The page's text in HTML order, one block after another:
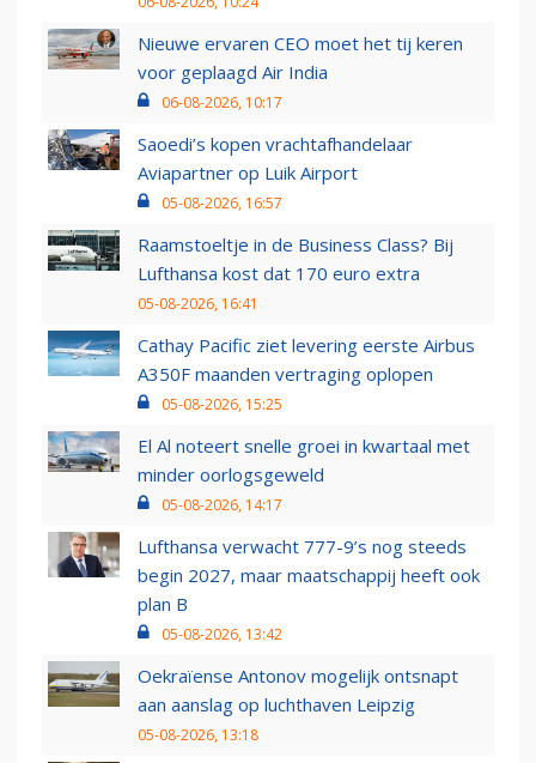
Nieuwe ervaren CEO moet het tij keren
voor geplaagd Air India
06-08-2026, 10:17
Saoedi’s kopen vrachtafhandelaar
Aviapartner op Luik Airport
05-08-2026, 16:57
Raamstoeltje in de Business Class? Bij
Lufthansa kost dat 170 euro extra
05-08-2026, 16:41
Cathay Pacific ziet levering eerste Airbus
A350F maanden vertraging oplopen
05-08-2026, 15:25
El Al noteert snelle groei in kwartaal met
minder oorlogsgeweld
05-08-2026, 14:17
Lufthansa verwacht 777-9’s nog steeds
begin 2027, maar maatschappij heeft ook
plan B
05-08-2026, 13:42
Oekraïense Antonov mogelijk ontsnapt
aan aanslag op luchthaven Leipzig
05-08-2026, 13:18